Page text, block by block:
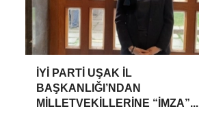
İYİ PARTİ UŞAK İL
BAŞKANLIĞI’NDAN
MİLLETVEKİLLERİNE “İMZA”...